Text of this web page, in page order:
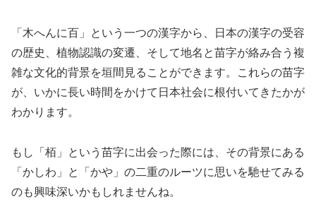
「木へんに百」という一つの漢字から、日本の漢字の受容
の歴史、植物認識の変遷、そして地名と苗字が絡み合う複
雑な文化的背景を垣間見ることができます。これらの苗字
が、いかに長い時間をかけて日本社会に根付いてきたかが
わかります。
もし「栢」という苗字に出会った際には、その背景にある
「かしわ」と「かや」の二重のルーツに思いを馳せてみる
のも興味深いかもしれませんね。